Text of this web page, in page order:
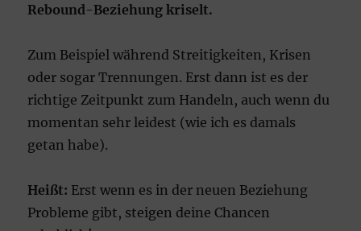
Rebound-Beziehung kriselt.
Zum Beispiel während Streitigkeiten, Krisen
oder sogar Trennungen. Erst dann ist es der
richtige Zeitpunkt zum Handeln, auch wenn du
momentan sehr leidest (wie ich es damals
getan habe).
Heißt: Erst wenn es in der neuen Beziehung
Probleme gibt, steigen deine Chancen